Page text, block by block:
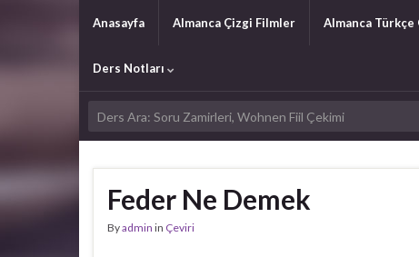
Anasayfa Almanca Çizgi Filmler Almanca Türkçe
Ders Notları
Feder Ne Demek
Byadmin in Çeviri